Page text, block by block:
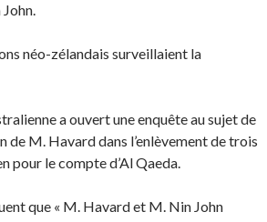
néo-zélandais surveillaient la
a ouvert une enquête au sujet de
de M. Havard dans l’enlèvement de trois
pour le compte d’Al Qaeda.
que « M. Havard et M. Nin John